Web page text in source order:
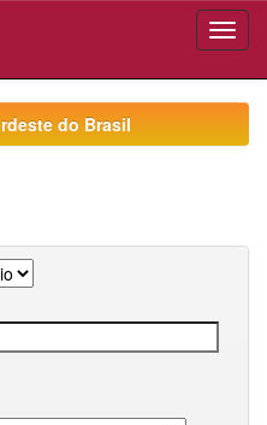
do Brasil